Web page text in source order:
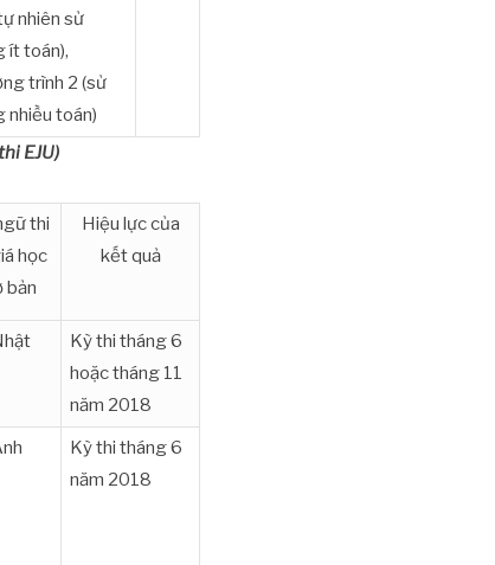
nhiên sử
ít toán),
trình 2 (sử
nhiều toán)
EJU)
thi
học
bản
Hiệu lực của
kết quả
Kỳ thi tháng 6
hoặc tháng 11
năm 2018
Kỳ thi tháng 6
năm 2018